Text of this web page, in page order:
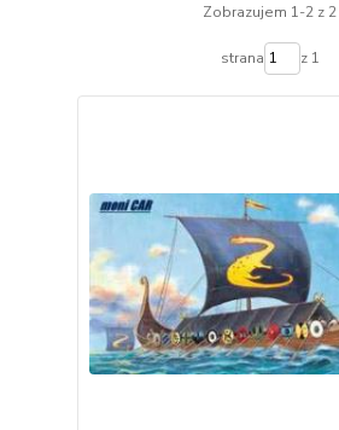
Zobrazujem 1-2 z 2
strana z 1